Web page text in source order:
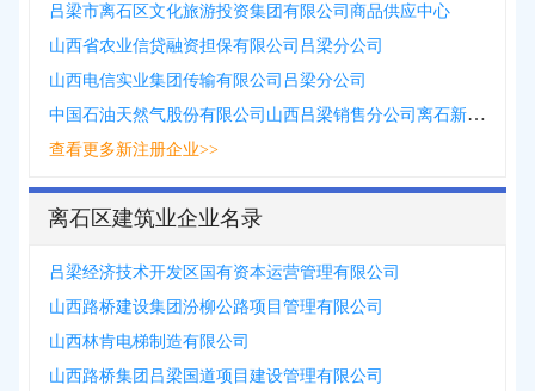
吕梁市离石区文化旅游投资集团有限公司商品供应中心
山西省农业信贷融资担保有限公司吕梁分公司
山西电信实业集团传输有限公司吕梁分公司
中国石油天然气股份有限公司山西吕梁销售分公司离石新城加油站
查看更多新注册企业>>
离石区建筑业企业名录
吕梁经济技术开发区国有资本运营管理有限公司
山西路桥建设集团汾柳公路项目管理有限公司
山西林肯电梯制造有限公司
山西路桥集团吕梁国道项目建设管理有限公司